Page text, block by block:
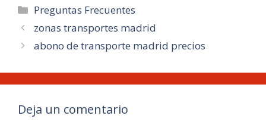
Categorías
Preguntas Frecuentes
zonas transportes madrid
abono de transporte madrid precios
Deja un comentario